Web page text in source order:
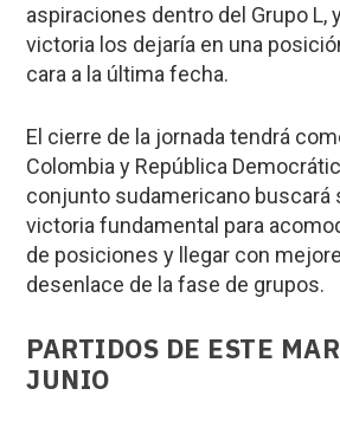
aspiraciones dentro del Grupo L,
victoria los dejaría en una
cara a la última fecha.
El cierre de la jornada tendrá
Colombia y República
conjunto sudamericano buscará
victoria fundamental para
de posiciones y llegar con
desenlace de la fase de grupos.
PARTIDOS DE ESTE
JUNIO